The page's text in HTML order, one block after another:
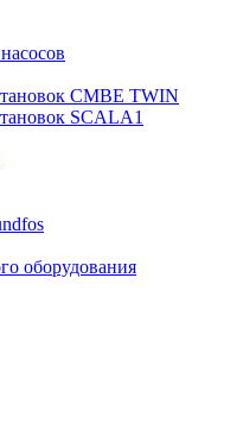
CMBE TWIN
SCALA1
оборудования